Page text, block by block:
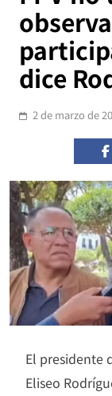
dice
2 de marzo de
El presidente
Eliseo